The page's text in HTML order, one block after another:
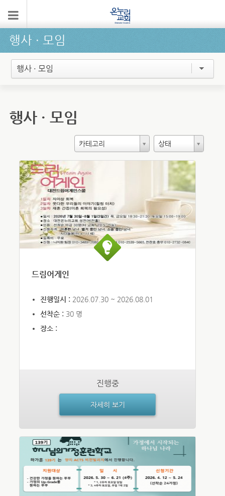
행사 ∙ 모임
행사 · 모임
행사 ・ 모임
카테고리 상태
드림어게인
진행일시 : 2026.07.30 ~ 2026.08.01
선착순 : 30 명
장소 :
진행중
자세히 보기